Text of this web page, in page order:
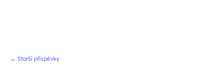
← Starší příspěvky